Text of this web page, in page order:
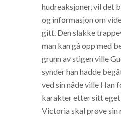
hudreaksjoner, vil det
og informasjon om
gitt. Den slakke
man kan gå opp med
grunn av stigen ville
synder han hadde
ved sin nåde ville Han
karakter etter sitt
Victoria skal prøve